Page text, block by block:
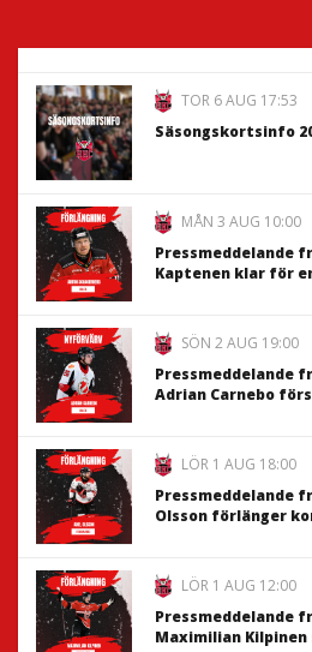
TOR 6 AUG 17:53
Säsongskortsinfo
MÅN 3 AUG 10:00
Pressmeddelande
Kaptenen klar för
SÖN 2 AUG 19:00
Pressmeddelande
Adrian Carnebo
LÖR 1 AUG 18:00
Pressmeddelande
Olsson förlänger
LÖR 1 AUG 12:00
Pressmeddelande
Maximilian Kilpinen